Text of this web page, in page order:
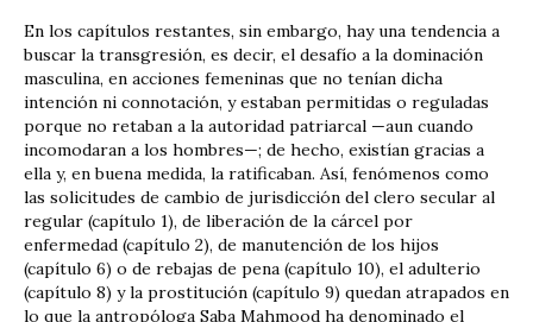
En los capítulos restantes, sin embargo, hay una tendencia a
buscar la transgresión, es decir, el desafío a la dominación
masculina, en acciones femeninas que no tenían dicha
intención ni connotación, y estaban permitidas o reguladas
porque no retaban a la autoridad patriarcal —aun cuando
incomodaran a los hombres—; de hecho, existían gracias a
ella y, en buena medida, la ratificaban. Así, fenómenos como
las solicitudes de cambio de jurisdicción del clero secular al
regular (capítulo 1), de liberación de la cárcel por
enfermedad (capítulo 2), de manutención de los hijos
(capítulo 6) o de rebajas de pena (capítulo 10), el adulterio
(capítulo 8) y la prostitución (capítulo 9) quedan atrapados en
lo que la antropóloga Saba Mahmood ha denominado el